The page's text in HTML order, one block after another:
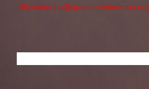
ufficiostampa@questoeilmiocorpo.org